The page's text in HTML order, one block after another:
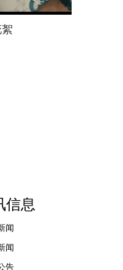
信息
闻
闻
告